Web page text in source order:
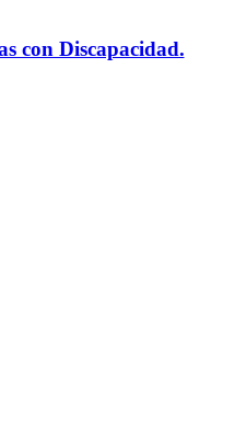
con Discapacidad.